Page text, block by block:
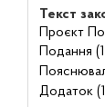
Текст
Проєкт
Подання
Додаток